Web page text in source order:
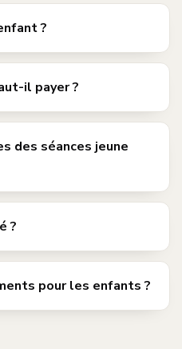
?
il payer ?
des séances jeune
?
pour les enfants ?